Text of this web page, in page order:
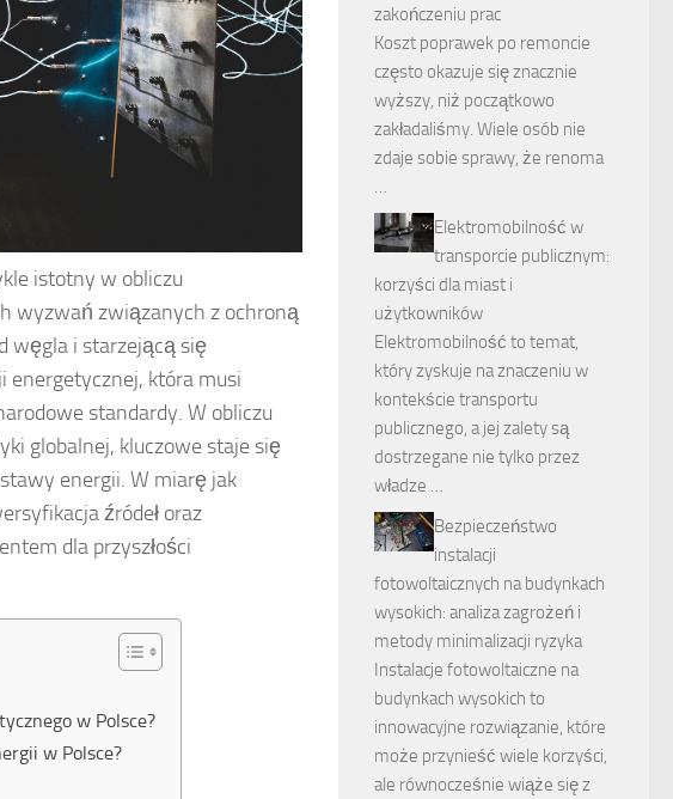
istotny w obliczu
wyzwań związanych z ochroną
węgla i starzejącą się
energetycznej, która musi
standardy. W obliczu
globalnej, kluczowe staje się
energii. W miarę jak
źródeł oraz
dla przyszłości
w Polsce?
w Polsce?
zakończeniu prac
Koszt poprawek po remoncie
często okazuje się znacznie
wyższy, niż początkowo
zakładaliśmy. Wiele osób nie
zdaje sobie sprawy, że renoma
…
Elektromobilność w
transporcie publicznym:
korzyści dla miast i
użytkowników
Elektromobilność to temat,
który zyskuje na znaczeniu w
kontekście transportu
publicznego, a jej zalety są
dostrzegane nie tylko przez
władze …
Bezpieczeństwo
instalacji
fotowoltaicznych na budynkach
wysokich: analiza zagrożeń i
metody minimalizacji ryzyka
Instalacje fotowoltaiczne na
budynkach wysokich to
innowacyjne rozwiązanie, które
może przynieść wiele korzyści,
ale równocześnie wiąże się z